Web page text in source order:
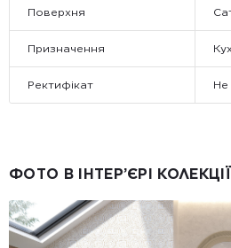
Поверхня
Призначення
Ректифікат Не
ФОТО В ІНТЕР’ЄРІ КОЛЕКЦІЇ